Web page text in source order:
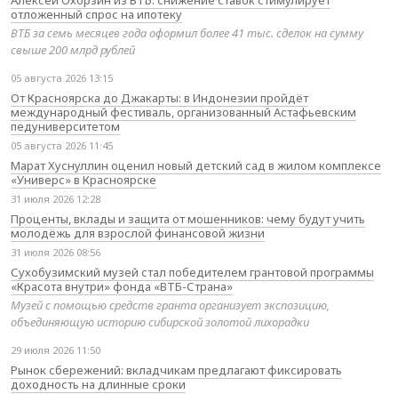
отложенный спрос на ипотеку
ВТБ за семь месяцев года оформил более 41 тыс. сделок на сумму
свыше 200 млрд рублей
05 августа 2026 13:15
От Красноярска до Джакарты: в Индонезии пройдёт
международный фестиваль, организованный Астафьевским
педуниверситетом
05 августа 2026 11:45
Марат Хуснуллин оценил новый детский сад в жилом комплексе
«Универс» в Красноярске
31 июля 2026 12:28
Проценты, вклады и защита от мошенников: чему будут учить
молодёжь для взрослой финансовой жизни
31 июля 2026 08:56
Сухобузимский музей стал победителем грантовой программы
«Красота внутри» фонда «ВТБ-Страна»
Музей с помощью средств гранта организует экспозицию,
объединяющую историю сибирской золотой лихорадки
29 июля 2026 11:50
Рынок сбережений: вкладчикам предлагают фиксировать
доходность на длинные сроки